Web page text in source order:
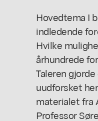
Hovedtema I
indledende
Hvilke
århundrede
Taleren
uudforsket
materialet fra
Professor